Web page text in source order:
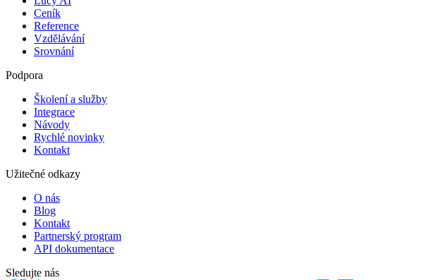
Ceník
Reference
Vzdělávání
Srovnání
Podpora
Školení a služby
Integrace
Návody
Rychlé novinky
Kontakt
Užitečné odkazy
O nás
Blog
Kontakt
Partnerský program
API dokumentace
Sledujte nás